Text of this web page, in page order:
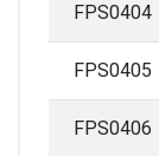
FPS0404
FPS0405
FPS0406